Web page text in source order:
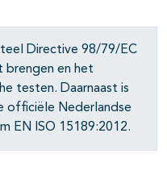
Directive 98/79/EC
brengen en het
testen. Daarnaast is
officiële Nederlandse
EN ISO 15189:2012.